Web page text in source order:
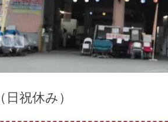
（日祝休み）